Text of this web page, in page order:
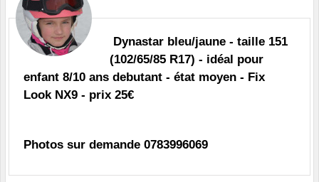
Dynastar bleu/jaune - taille 151
(102/65/85 R17) - idéal pour
enfant 8/10 ans debutant - état moyen - Fix
Look NX9 - prix 25€
Photos sur demande 0783996069